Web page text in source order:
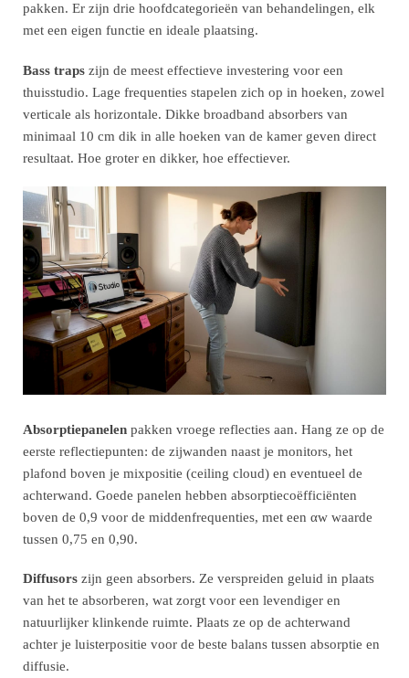
pakken. Er zijn drie hoofdcategorieën van behandelingen, elk
met een eigen functie en ideale plaatsing.
Bass traps zijn de meest effectieve investering voor een
thuisstudio. Lage frequenties stapelen zich op in hoeken, zowel
verticale als horizontale. Dikke broadband absorbers van
minimaal 10 cm dik in alle hoeken van de kamer geven direct
resultaat. Hoe groter en dikker, hoe effectiever.
Absorptiepanelen pakken vroege reflecties aan. Hang ze op de
eerste reflectiepunten: de zijwanden naast je monitors, het
plafond boven je mixpositie (ceiling cloud) en eventueel de
achterwand. Goede panelen hebben absorptiecoëfficiënten
boven de 0,9 voor de middenfrequenties, met een αw waarde
tussen 0,75 en 0,90.
Diffusors zijn geen absorbers. Ze verspreiden geluid in plaats
van het te absorberen, wat zorgt voor een levendiger en
natuurlijker klinkende ruimte. Plaats ze op de achterwand
achter je luisterpositie voor de beste balans tussen absorptie en
diffusie.